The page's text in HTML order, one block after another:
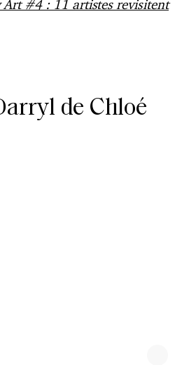
Art #4 : 11 artistes revisitent
de Chloé